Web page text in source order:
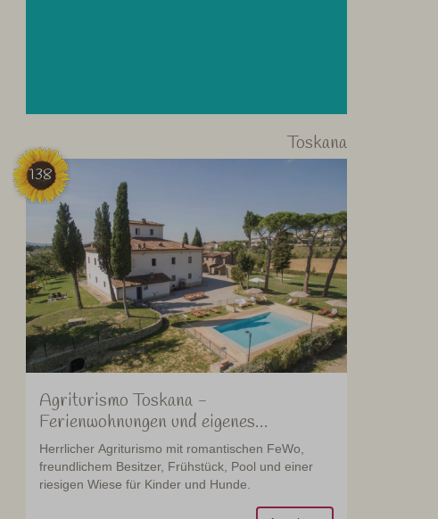
Toskana
138
Agriturismo Toskana -
Ferienwohnungen und eigenes
Restaurant
Herrlicher Agriturismo mit romantischen FeWo,
freundlichem Besitzer, Frühstück, Pool und einer
riesigen Wiese für Kinder und Hunde.